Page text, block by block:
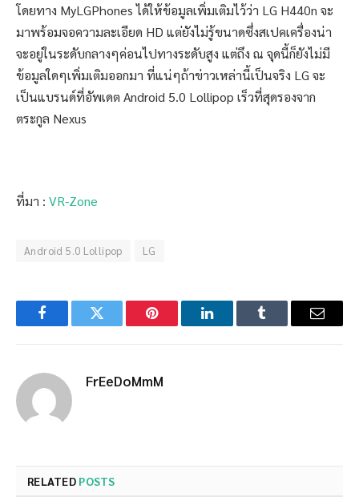
โดยทาง MyLGPhones ได้ให้ข้อมูลเพิ่มเติมไว้ว่า LG H440n จะ
มาพร้อมจอความละเอียด HD แต่ยังไม่รู้ขนาดซึ่งสเปคเครื่องน่า
จะอยู่ในระดับกลางๆค่อนไปทางระดับสูง แต่ถึง ณ จุดนี้ก็ยังไม่มี
ข้อมูลใดๆเพิ่มเติมออกมา ที่แน่ๆถ้าข่าวเหล่านี้เป็นจริง LG จะ
เป็นแบรนด์ที่อัพเดต Android 5.0 Lollipop เร็วที่สุดรองจาก
ตระกูล Nexus
ที่มา : VR-Zone
Android 5.0 Lollipop LG
FacebookTwitter Pinterest LinkedInTumblr Email
FrEeDoMmM
RELATED POSTS